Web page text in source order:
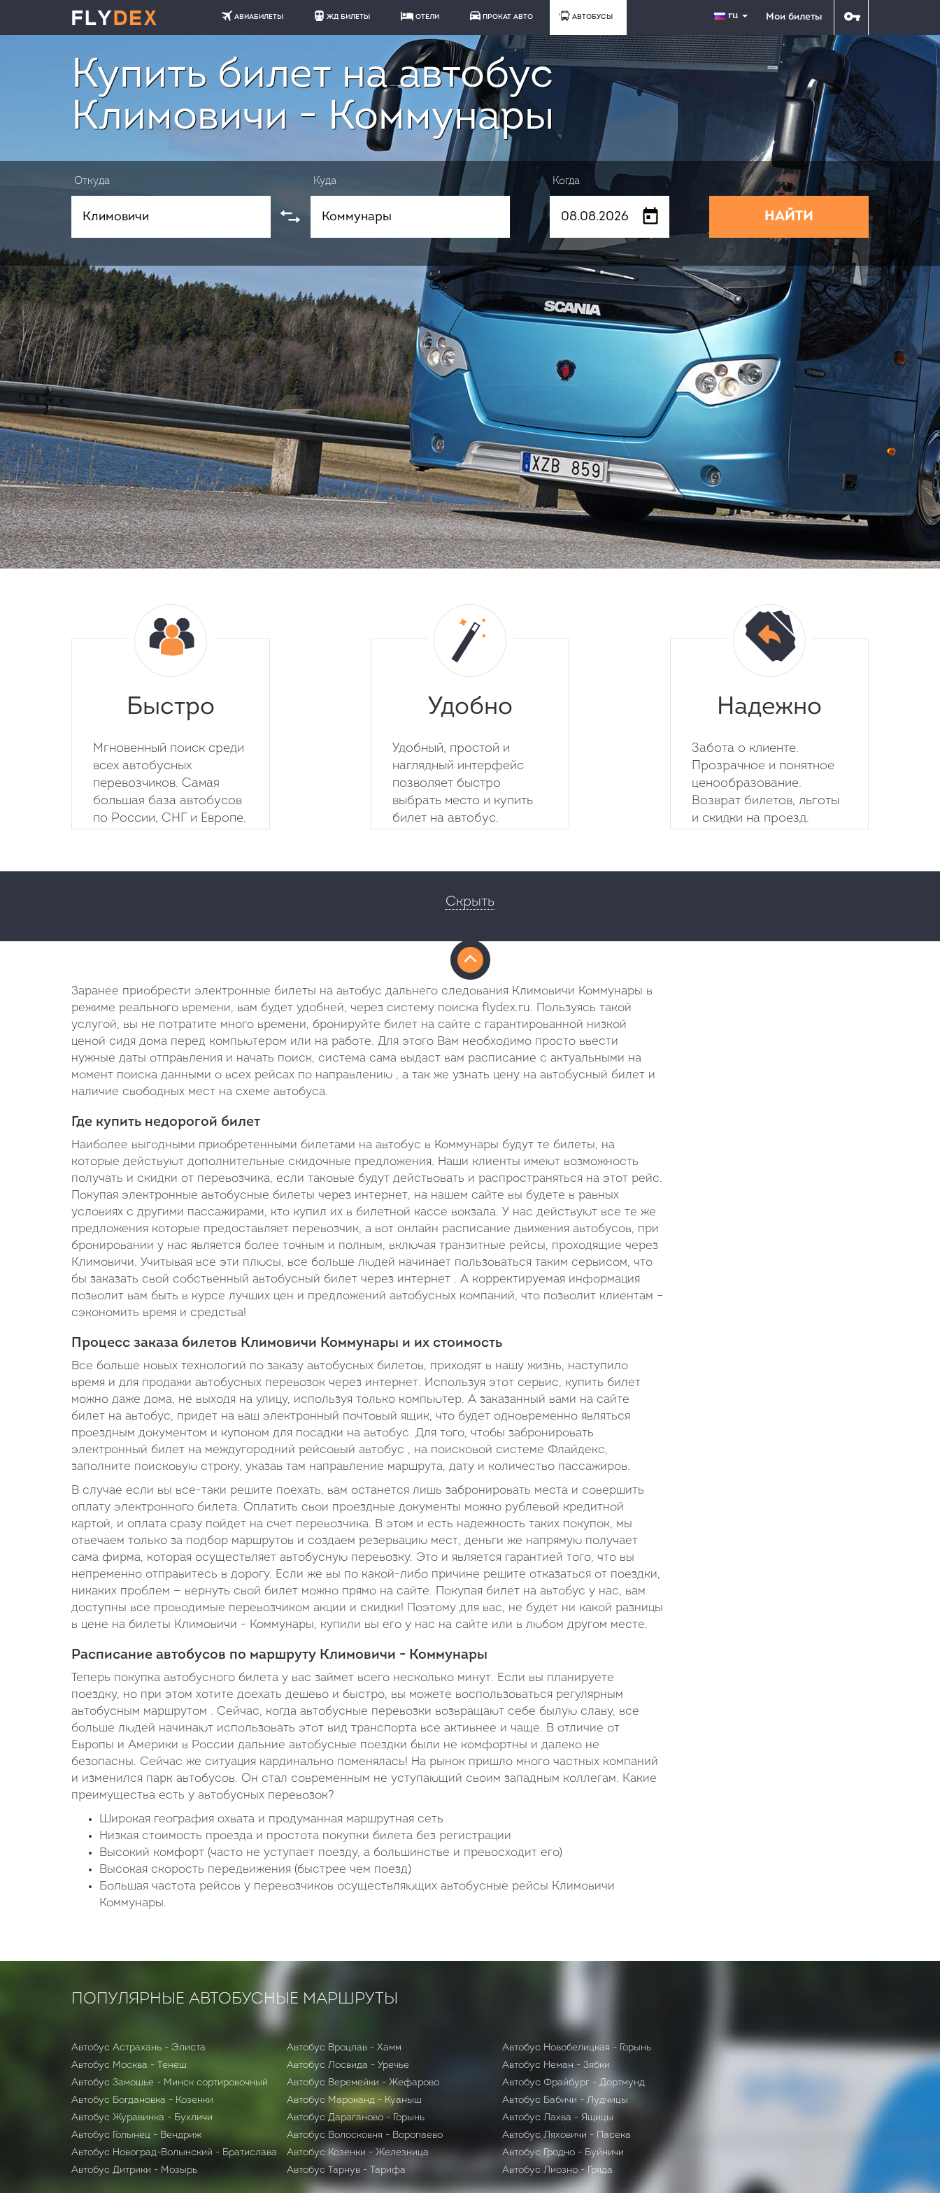
АВИАБИЛЕТЫ ЖД БИЛЕТЫ ОТЕЛИ ПРОКАТ АВТО АВТОБУСЫ ru Мои билеты
Купить билет на автобус
Климовичи - Коммунары
Откуда Куда Когда
НАЙТИ
Быстро
Мгновенный поиск среди
всех автобусных
перевозчиков. Самая
большая база автобусов
по России, СНГ и Европе.
Удобно
Удобный, простой и
наглядный интерфейс
позволяет быстро
выбрать место и купить
билет на автобус.
Надежно
Забота о клиенте.
Прозрачное и понятное
ценообразование.
Возврат билетов, льготы
и скидки на проезд.
Скрыть
Заранее приобрести электронные билеты на автобус дальнего следования Климовичи Коммунары в
режиме реального времени, вам будет удобней, через систему поиска flydex.ru. Пользуясь такой
услугой, вы не потратите много времени, бронируйте билет на сайте с гарантированной низкой
ценой сидя дома перед компьютером или на работе. Для этого Вам необходимо просто ввести
нужные даты отправления и начать поиск, система сама выдаст вам расписание с актуальными на
момент поиска данными о всех рейсах по направлению , а так же узнать цену на автобусный билет и
наличие свободных мест на схеме автобуса.
Где купить недорогой билет
Наиболее выгодными приобретенными билетами на автобус в Коммунары будут те билеты, на
которые действуют дополнительные скидочные предложения. Наши клиенты имеют возможность
получать и скидки от перевозчика, если таковые будут действовать и распространяться на этот рейс.
Покупая электронные автобусные билеты через интернет, на нашем сайте вы будете в равных
условиях с другими пассажирами, кто купил их в билетной кассе вокзала. У нас действуют все те же
предложения которые предоставляет перевозчик, а вот онлайн расписание движения автобусов, при
бронировании у нас является более точным и полным, включая транзитные рейсы, проходящие через
Климовичи. Учитывая все эти плюсы, все больше людей начинает пользоваться таким сервисом, что
бы заказать свой собственный автобусный билет через интернет . А корректируемая информация
позволит вам быть в курсе лучших цен и предложений автобусных компаний, что позволит клиентам –
сэкономить время и средства!
Процесс заказа билетов Климовичи Коммунары и их стоимость
Все больше новых технологий по заказу автобусных билетов, приходят в нашу жизнь, наступило
время и для продажи автобусных перевозок через интернет. Используя этот сервис, купить билет
можно даже дома, не выходя на улицу, используя только компьютер. А заказанный вами на сайте
билет на автобус, придет на ваш электронный почтовый ящик, что будет одновременно являться
проездным документом и купоном для посадки на автобус. Для того, чтобы забронировать
электронный билет на междугородний рейсовый автобус , на поисковой системе Флайдекс,
заполните поисковую строку, указав там направление маршрута, дату и количество пассажиров.
В случае если вы все-таки решите поехать, вам останется лишь забронировать места и совершить
оплату электронного билета. Оплатить свои проездные документы можно рублевой кредитной
картой, и оплата сразу пойдет на счет перевозчика. В этом и есть надежность таких покупок, мы
отвечаем только за подбор маршрутов и создаем резервацию мест, деньги же напрямую получает
сама фирма, которая осуществляет автобусную перевозку. Это и является гарантией того, что вы
непременно отправитесь в дорогу. Если же вы по какой-либо причине решите отказаться от поездки,
никаких проблем — вернуть свой билет можно прямо на сайте. Покупая билет на автобус у нас, вам
доступны все проводимые перевозчиком акции и скидки! Поэтому для вас, не будет ни какой разницы
в цене на билеты Климовичи - Коммунары, купили вы его у нас на сайте или в любом другом месте.
Расписание автобусов по маршруту Климовичи - Коммунары
Теперь покупка автобусного билета у вас займет всего несколько минут. Если вы планируете
поездку, но при этом хотите доехать дешево и быстро, вы можете воспользоваться регулярным
автобусным маршрутом . Сейчас, когда автобусные перевозки возвращают себе былую славу, все
больше людей начинают использовать этот вид транспорта все активнее и чаще. В отличие от
Европы и Америки в России дальние автобусные поездки были не комфортны и далеко не
безопасны. Сейчас же ситуация кардинально поменялась! На рынок пришло много частных компаний
и изменился парк автобусов. Он стал современным не уступающий своим западным коллегам. Какие
преимущества есть у автобусных перевозок?
Широкая география охвата и продуманная маршрутная сеть
Низкая стоимость проезда и простота покупки билета без регистрации
Высокий комфорт (часто не уступает поезду, а большинстве и превосходит его)
Высокая скорость передвижения (быстрее чем поезд)
Большая частота рейсов у перевозчиков осуществляющих автобусные рейсы Климовичи
Коммунары.
ПОПУЛЯРНЫЕ АВТОБУСНЫЕ МАРШРУТЫ
Автобус Астрахань - Элиста
Автобус Москва - Тенеш
Автобус Замошье - Минск сортировочный
Автобус Богдановка - Козенки
Автобус Журавинка - Бухличи
Автобус Голынец - Вендриж
Автобус Новоград-Волынский - Братислава
Автобус Дитрики - Мозырь
Автобус Вроцлав - Хамм
Автобус Лосвида - Уречье
Автобус Веремейки - Жефарово
Автобус Мароканд - Куаныш
Автобус Дараганово - Горынь
Автобус Волосковня - Воропаево
Автобус Козенки - Железница
Автобус Тарнув - Тарифа
Автобус Новобелицкая - Горынь
Автобус Неман - Зябки
Автобус Фрайбург - Дортмунд
Автобус Бабичи - Лудчицы
Автобус Лахва - Ящицы
Автобус Ляховичи - Пасека
Автобус Гродно - Буйничи
Автобус Лиозно - Гряда